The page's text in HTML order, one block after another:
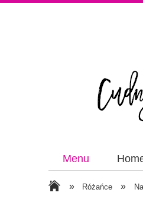
Menu
Papiery
» Różańce »